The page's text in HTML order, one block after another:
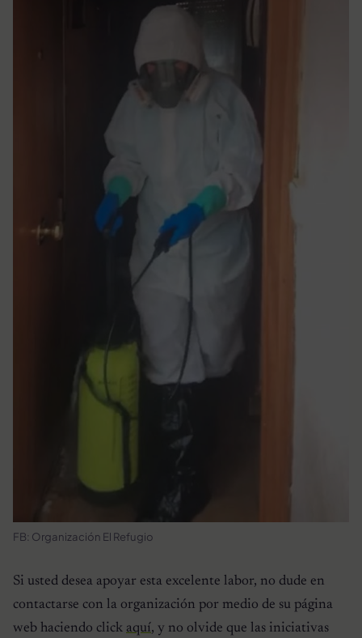
FB: Organización El Refugio
Si usted desea apoyar esta excelente labor, no dude en
contactarse con la organización por medio de su página
web haciendo click aquí, y no olvide que las iniciativas